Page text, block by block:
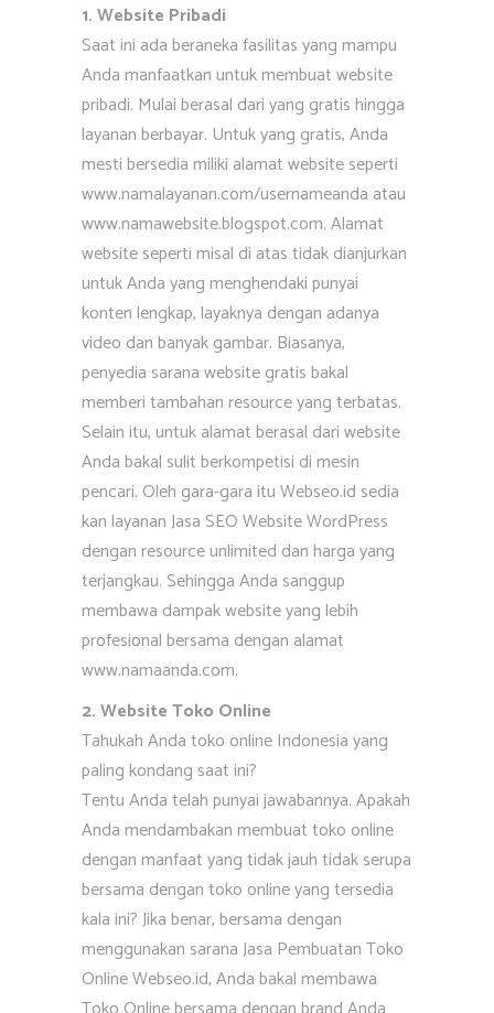
1. Website Pribadi
Saat ini ada beraneka fasilitas yang mampu
Anda manfaatkan untuk membuat website
pribadi. Mulai berasal dari yang gratis hingga
layanan berbayar. Untuk yang gratis, Anda
mesti bersedia miliki alamat website seperti
www.namalayanan.com/usernameanda atau
www.namawebsite.blogspot.com. Alamat
website seperti misal di atas tidak dianjurkan
untuk Anda yang menghendaki punyai
konten lengkap, layaknya dengan adanya
video dan banyak gambar. Biasanya,
penyedia sarana website gratis bakal
memberi tambahan resource yang terbatas.
Selain itu, untuk alamat berasal dari website
Anda bakal sulit berkompetisi di mesin
pencari. Oleh gara-gara itu Webseo.id sedia
kan layanan Jasa SEO Website WordPress
dengan resource unlimited dan harga yang
terjangkau. Sehingga Anda sanggup
membawa dampak website yang lebih
profesional bersama dengan alamat
www.namaanda.com.
2. Website Toko Online
Tahukah Anda toko online Indonesia yang
paling kondang saat ini?
Tentu Anda telah punyai jawabannya. Apakah
Anda mendambakan membuat toko online
dengan manfaat yang tidak jauh tidak serupa
bersama dengan toko online yang tersedia
kala ini? Jika benar, bersama dengan
menggunakan sarana Jasa Pembuatan Toko
Online Webseo.id, Anda bakal membawa